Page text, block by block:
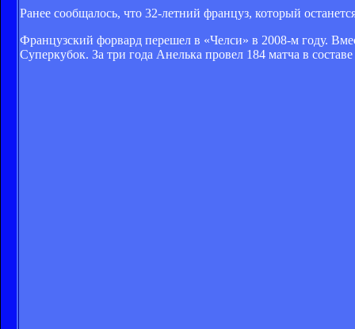
Ранее сообщалось, что 32-летний француз, который
Французский форвард перешел в «Челси» в 2008-м году.
Суперкубок. За три года Анелька провел 184 матча в